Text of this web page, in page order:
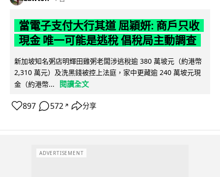
當電子支付大行其道 屈穎妍: 商戶只收
現金 唯一可能是逃稅 倡稅局主動調查
新加坡知名粥店明輝田雞粥老闆涉逃稅逾 380 萬坡元（約港幣
2,310 萬元）及洗黑錢被控上法庭，家中更藏逾 240 萬坡元現
金（約港幣...
閱讀全文
897 572 ↗ 分享
ADVERTISEMENT